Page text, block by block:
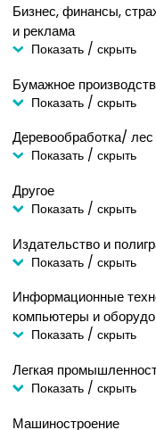
Бизнес, финансы,
и реклама
Показать / скрыть
Бумажное
Показать / скрыть
Деревообработка/ лес
Показать / скрыть
Другое
Показать / скрыть
Издательство и
Показать / скрыть
Информационные
компьютеры и
Показать / скрыть
Легкая
Показать / скрыть
Машиностроение